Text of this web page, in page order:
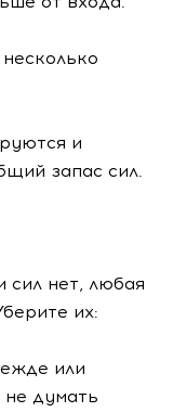
и
запас сил.
сил нет, любая
их:
или
не думать